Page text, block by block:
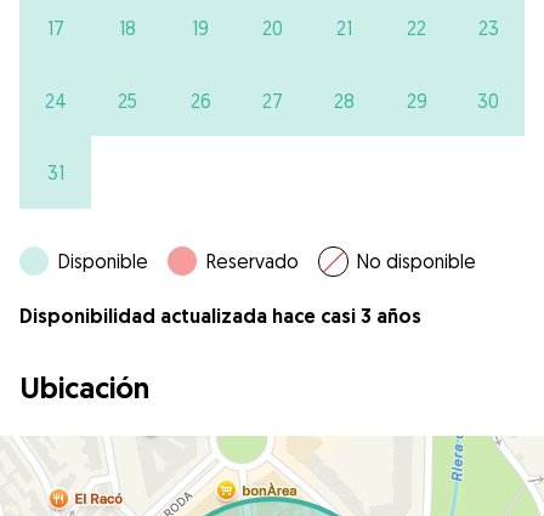
17 18 19 20 21 22 23
24 25 26 27 28 29 30
31
Disponible Reservado No disponible
Disponibilidad actualizada hace casi 3 años
Ubicación